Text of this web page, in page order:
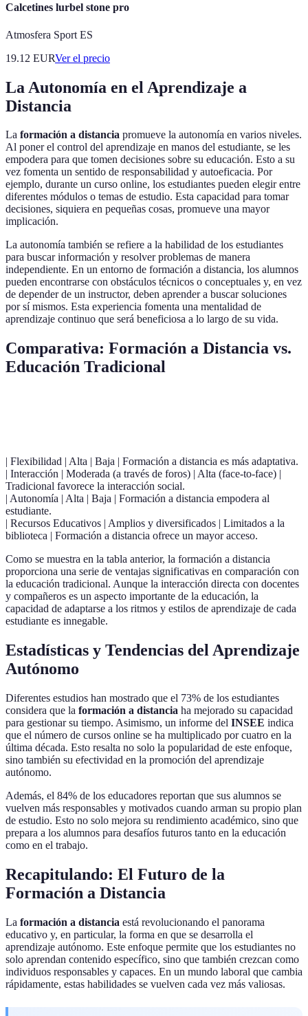
Calcetines lurbel stone pro
Atmosfera Sport ES
19.12 EURVer el precio
La Autonomía en el Aprendizaje a
Distancia
La formación a distancia promueve la autonomía en varios niveles.
Al poner el control del aprendizaje en manos del estudiante, se les
empodera para que tomen decisiones sobre su educación. Esto a su
vez fomenta un sentido de responsabilidad y autoeficacia. Por
ejemplo, durante un curso online, los estudiantes pueden elegir entre
diferentes módulos o temas de estudio. Esta capacidad para tomar
decisiones, siquiera en pequeñas cosas, promueve una mayor
implicación.
La autonomía también se refiere a la habilidad de los estudiantes
para buscar información y resolver problemas de manera
independiente. En un entorno de formación a distancia, los alumnos
pueden encontrarse con obstáculos técnicos o conceptuales y, en vez
de depender de un instructor, deben aprender a buscar soluciones
por sí mismos. Esta experiencia fomenta una mentalidad de
aprendizaje continuo que será beneficiosa a lo largo de su vida.
Comparativa: Formación a Distancia vs.
Educación Tradicional
| Flexibilidad | Alta | Baja | Formación a distancia es más adaptativa.
| Interacción | Moderada (a través de foros) | Alta (face-to-face) |
Tradicional favorece la interacción social.
| Autonomía | Alta | Baja | Formación a distancia empodera al
estudiante.
| Recursos Educativos | Amplios y diversificados | Limitados a la
biblioteca | Formación a distancia ofrece un mayor acceso.
Como se muestra en la tabla anterior, la formación a distancia
proporciona una serie de ventajas significativas en comparación con
la educación tradicional. Aunque la interacción directa con docentes
y compañeros es un aspecto importante de la educación, la
capacidad de adaptarse a los ritmos y estilos de aprendizaje de cada
estudiante es innegable.
Estadísticas y Tendencias del Aprendizaje
Autónomo
Diferentes estudios han mostrado que el 73% de los estudiantes
considera que la formación a distancia ha mejorado su capacidad
para gestionar su tiempo. Asimismo, un informe del INSEE indica
que el número de cursos online se ha multiplicado por cuatro en la
última década. Esto resalta no solo la popularidad de este enfoque,
sino también su efectividad en la promoción del aprendizaje
autónomo.
Además, el 84% de los educadores reportan que sus alumnos se
vuelven más responsables y motivados cuando arman su propio plan
de estudio. Esto no solo mejora su rendimiento académico, sino que
prepara a los alumnos para desafíos futuros tanto en la educación
como en el trabajo.
Recapitulando: El Futuro de la
Formación a Distancia
La formación a distancia está revolucionando el panorama
educativo y, en particular, la forma en que se desarrolla el
aprendizaje autónomo. Este enfoque permite que los estudiantes no
solo aprendan contenido específico, sino que también crezcan como
individuos responsables y capaces. En un mundo laboral que cambia
rápidamente, estas habilidades se vuelven cada vez más valiosas.